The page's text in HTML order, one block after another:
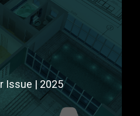
Issue | 2025